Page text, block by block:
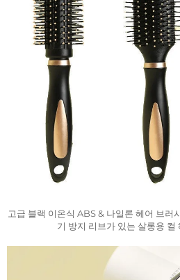
고급 블랙 이온식 ABS & 나일론 헤어 브러
기 방지 리브가 있는 살롱용 컬